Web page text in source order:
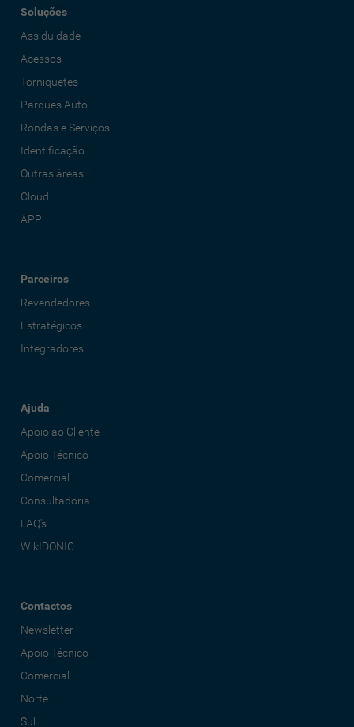
Soluções
Assiduidade
Acessos
Torniquetes
Parques Auto
Rondas e Serviços
Identificação
Outras áreas
Cloud
APP
Parceiros
Revendedores
Estratégicos
Integradores
Ajuda
Apoio ao Cliente
Apoio Técnico
Comercial
Consultadoria
FAQ's
WikIDONIC
Contactos
Newsletter
Apoio Técnico
Comercial
Norte
Sul